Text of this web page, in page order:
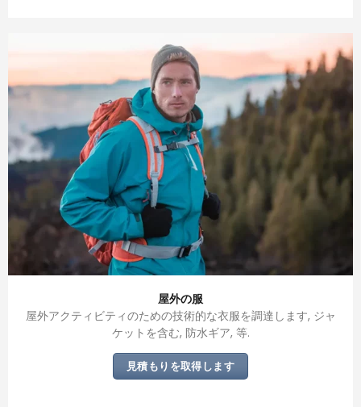
屋外の服
屋外アクティビティのための技術的な衣服を調達します, ジャ
ケットを含む, 防水ギア, 等.
見積もりを取得します